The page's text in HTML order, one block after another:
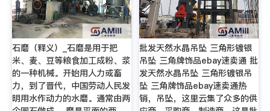
石磨（释义）_石磨是用于把
米、麦、豆等粮食加工成粉、浆
的一种机械。开始用人力或畜
力，到了晋代，中国劳动人民发
明用水作动力的水磨。通常由两
批发天然水晶吊坠 三角形镀银
吊坠 三角牌饰品ebay速卖通 批
发天然水晶吊坠 三角形镀银吊
坠 三角牌饰品ebay速卖通热
销，吊坠，这里云集了众多的供